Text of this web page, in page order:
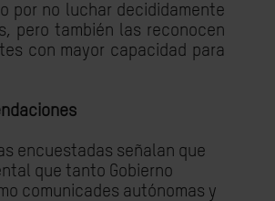
por no luchar decididamente
pero también las reconocen
con mayor capacidad para
encuestadas señalan que
que tanto Gobierno
comunicades autónomas y